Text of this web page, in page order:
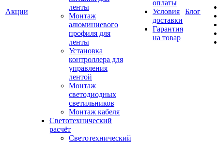
Акции
ленты
Монтаж
алюминиевого
профиля для
ленты
Установка
контроллера для
управления
лентой
Монтаж
светодиодных
светильников
Монтаж кабеля
Светотехнический
расчёт
Светотехнический
оплаты
Условия
доставки
Гарантия
на товар
Блог